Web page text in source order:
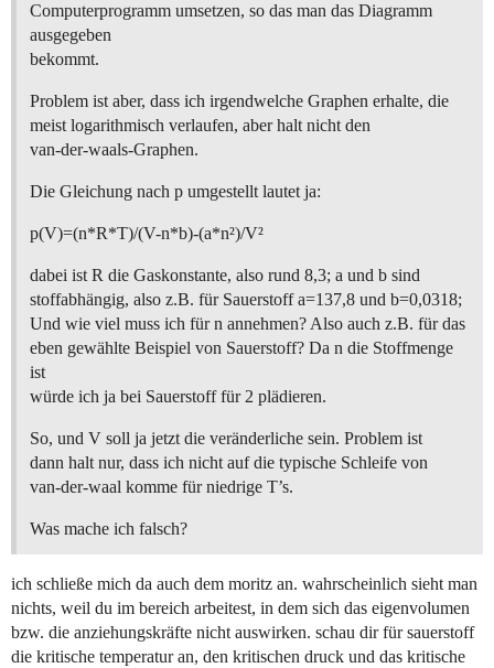
Computerprogramm umsetzen, so das man das Diagramm
ausgegeben
bekommt.
Problem ist aber, dass ich irgendwelche Graphen erhalte, die
meist logarithmisch verlaufen, aber halt nicht den
van-der-waals-Graphen.
Die Gleichung nach p umgestellt lautet ja:
p(V)=(n*R*T)/(V-n*b)-(a*n²)/V²
dabei ist R die Gaskonstante, also rund 8,3; a und b sind
stoffabhängig, also z.B. für Sauerstoff a=137,8 und b=0,0318;
Und wie viel muss ich für n annehmen? Also auch z.B. für das
eben gewählte Beispiel von Sauerstoff? Da n die Stoffmenge
ist
würde ich ja bei Sauerstoff für 2 plädieren.
So, und V soll ja jetzt die veränderliche sein. Problem ist
dann halt nur, dass ich nicht auf die typische Schleife von
van-der-waal komme für niedrige T’s.
Was mache ich falsch?
ich schließe mich da auch dem moritz an. wahrscheinlich sieht man
nichts, weil du im bereich arbeitest, in dem sich das eigenvolumen
bzw. die anziehungskräfte nicht auswirken. schau dir für sauerstoff
die kritische temperatur an, den kritischen druck und das kritische